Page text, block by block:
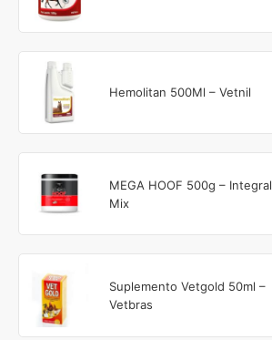
Hemolitan 500Ml – Vetnil
MEGA HOOF 500g – Integral
Mix
Suplemento Vetgold 50ml –
Vetbras